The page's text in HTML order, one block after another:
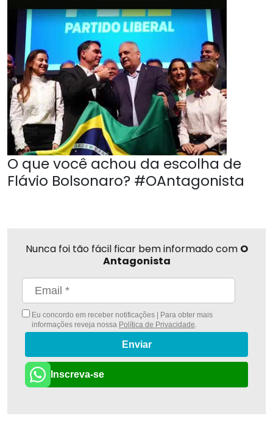
O que você achou da escolha de
Flávio Bolsonaro? #OAntagonista
Nunca foi tão fácil ficar bem informado com O
Antagonista
Eu concordo em receber notificações | Para obter mais
informações reveja nossa Política de Privacidade.
Enviar
Inscreva-se